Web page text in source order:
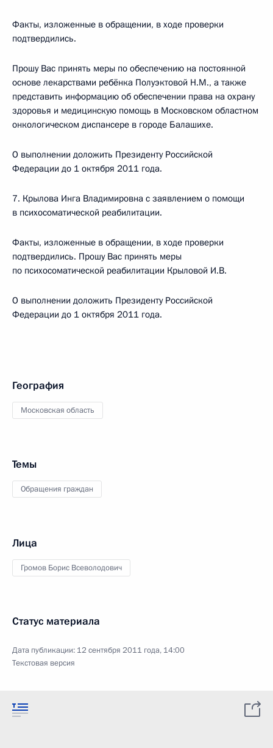
Факты, изложенные в обращении, в ходе проверки
подтвердились.
Прошу Вас принять меры по обеспечению на постоянной
основе лекарствами ребёнка Полуэктовой Н.М., а также
представить информацию об обеспечении права на охрану
здоровья и медицинскую помощь в Московском областном
онкологическом диспансере в городе Балашихе.
О выполнении доложить Президенту Российской
Федерации до 1 октября 2011 года.
7. Крылова Инга Владимировна с заявлением о помощи
в психосоматической реабилитации.
Факты, изложенные в обращении, в ходе проверки
подтвердились. Прошу Вас принять меры
по психосоматической реабилитации Крыловой И.В.
О выполнении доложить Президенту Российской
Федерации до 1 октября 2011 года.
География
Московская область
Темы
Обращения граждан
Лица
Громов Борис Всеволодович
Статус материала
Дата публикации: 12 сентября 2011 года, 14:00
Текстовая версия